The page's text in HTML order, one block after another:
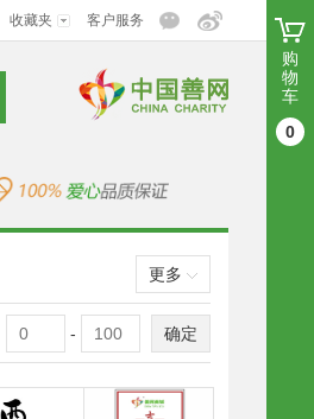
收藏夹 客户服务
更多
- 确定
购
物
车
0